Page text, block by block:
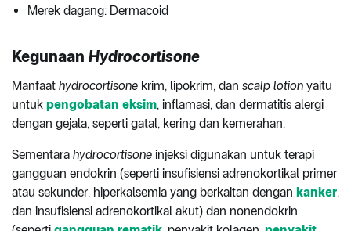
Merek dagang: Dermacoid
Kegunaan Hydrocortisone
Manfaat hydrocortisone krim, lipokrim, dan scalp lotion yaitu
untuk pengobatan eksim, inflamasi, dan dermatitis alergi
dengan gejala, seperti gatal, kering dan kemerahan.
Sementara hydrocortisone injeksi digunakan untuk terapi
gangguan endokrin (seperti insufisiensi adrenokortikal primer
atau sekunder, hiperkalsemia yang berkaitan dengan kanker,
dan insufisiensi adrenokortikal akut) dan nonendokrin